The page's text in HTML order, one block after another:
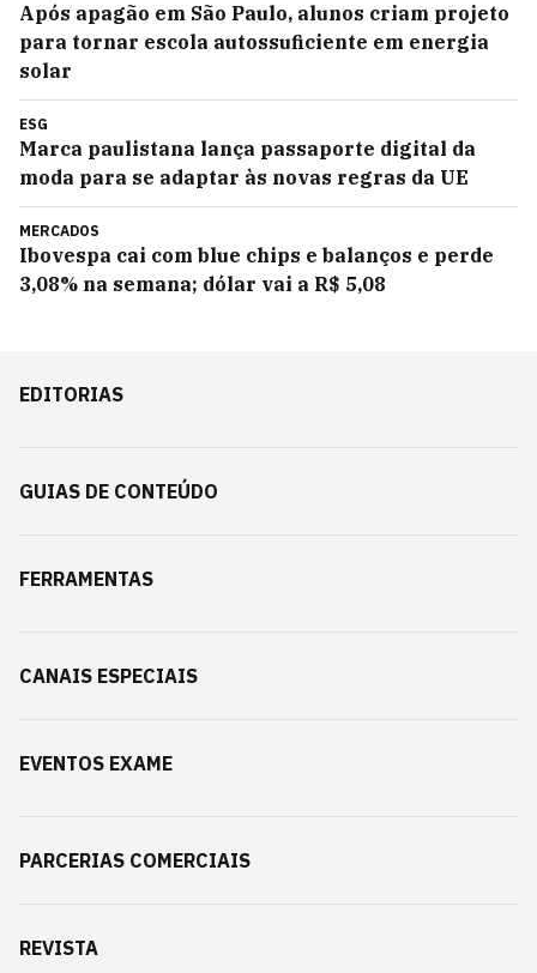
Após apagão em São Paulo, alunos criam projeto
para tornar escola autossuficiente em energia
solar
ESG
Marca paulistana lança passaporte digital da
moda para se adaptar às novas regras da UE
MERCADOS
Ibovespa cai com blue chips e balanços e perde
3,08% na semana; dólar vai a R$ 5,08
EDITORIAS
GUIAS DE CONTEÚDO
FERRAMENTAS
CANAIS ESPECIAIS
EVENTOS EXAME
PARCERIAS COMERCIAIS
REVISTA